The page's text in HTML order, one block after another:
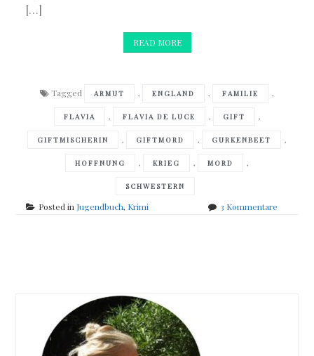
[…]
READ MORE
Tagged ARMUT , ENGLAND , FAMILIE ,
FLAVIA , FLAVIA DE LUCE , GIFT ,
GIFTMISCHERIN , GIFTMORD , GURKENBEET ,
HOFFNUNG , KRIEG , MORD ,
SCHWESTERN
Posted in Jugendbuch, Krimi 3 Kommentarezu
navigation